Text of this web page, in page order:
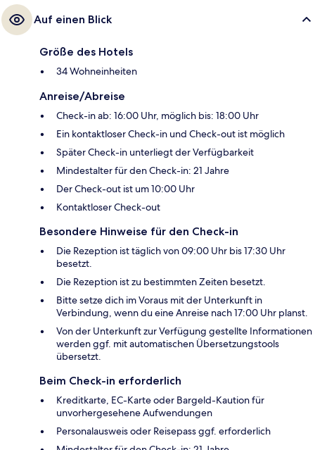
Auf einen Blick
Größe des Hotels
34 Wohneinheiten
Anreise/Abreise
Check-in ab: 16:00 Uhr, möglich bis: 18:00 Uhr
Ein kontaktloser Check-in und Check-out ist möglich
Später Check-in unterliegt der Verfügbarkeit
Mindestalter für den Check-in: 21 Jahre
Der Check-out ist um 10:00 Uhr
Kontaktloser Check-out
Besondere Hinweise für den Check-in
Die Rezeption ist täglich von 09:00 Uhr bis 17:30 Uhr
besetzt.
Die Rezeption ist zu bestimmten Zeiten besetzt.
Bitte setze dich im Voraus mit der Unterkunft in
Verbindung, wenn du eine Anreise nach 17:00 Uhr planst.
Von der Unterkunft zur Verfügung gestellte Informationen
werden ggf. mit automatischen Übersetzungstools
übersetzt.
Beim Check-in erforderlich
Kreditkarte, EC-Karte oder Bargeld-Kaution für
unvorhergesehene Aufwendungen
Personalausweis oder Reisepass ggf. erforderlich